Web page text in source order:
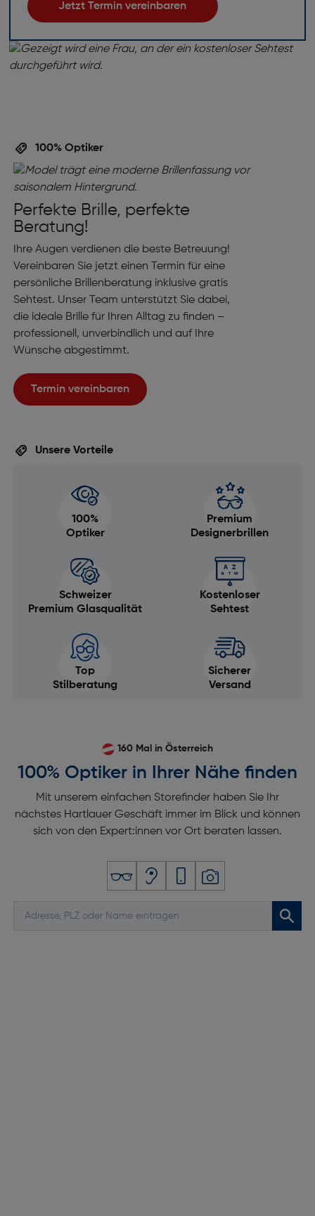
Jetzt Termin vereinbaren
100% Optiker
Perfekte Brille, perfekte
Beratung!
Ihre Augen verdienen die beste Betreuung!
Vereinbaren Sie jetzt einen Termin für eine
persönliche Brillenberatung inklusive gratis
Sehtest. Unser Team unterstützt Sie dabei,
die ideale Brille für Ihren Alltag zu finden –
professionell, unverbindlich und auf Ihre
Wünsche abgestimmt.
Termin vereinbaren
Unsere Vorteile
100%
Optiker
Premium
Designerbrillen
Schweizer
Premium Glasqualität
Kostenloser
Sehtest
Top
Stilberatung
Sicherer
Versand
160 Mal in Österreich
100% Optiker in Ihrer Nähe finden
Mit unserem einfachen Storefinder haben Sie Ihr
nächstes Hartlauer Geschäft immer im Blick und können
sich von den Expert:innen vor Ort beraten lassen.